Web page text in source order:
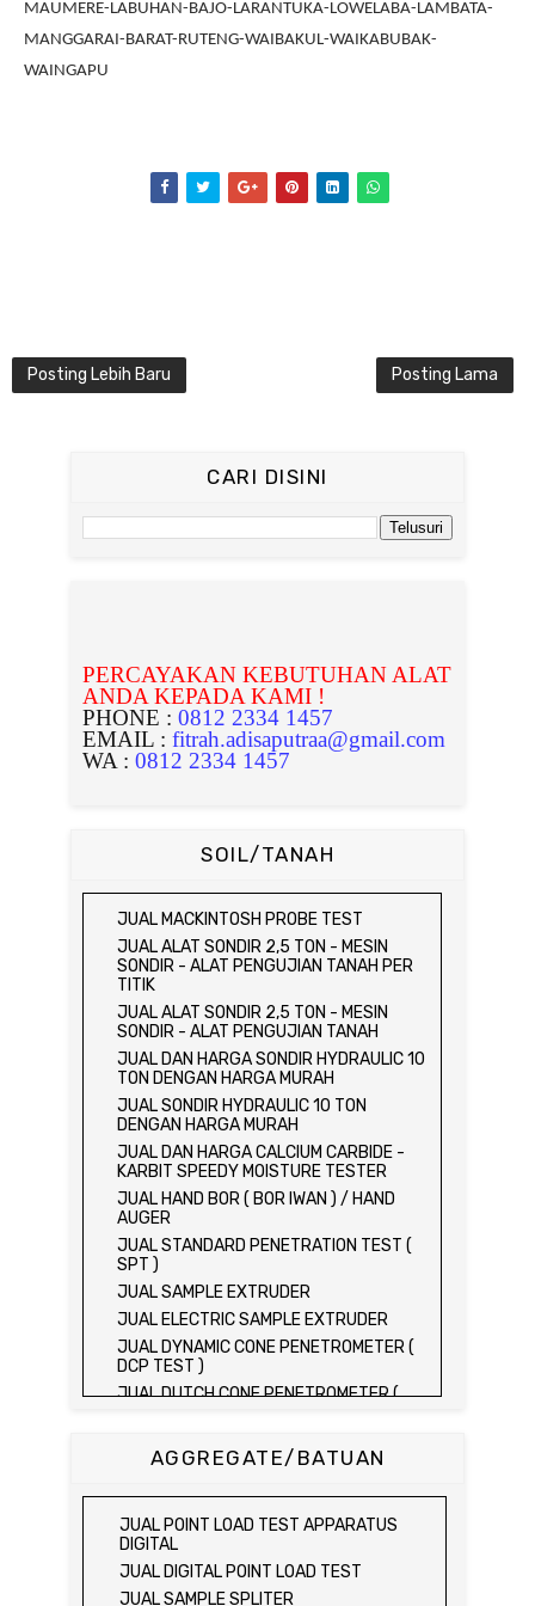
MAUMERE-LABUHAN-BAJO-LARANTUKA-LOWELABA-LAMBATA-
MANGGARAI-BARAT-RUTENG-WAIBAKUL-WAIKABUBAK-
WAINGAPU
Posting Lebih Baru Posting Lama
CARI DISINI
PERCAYAKAN KEBUTUHAN ALAT
ANDA KEPADA KAMI !
PHONE : 0812 2334 1457
EMAIL : fitrah.adisaputraa@gmail.com
WA : 0812 2334 1457
SOIL/TANAH
JUAL MACKINTOSH PROBE TEST
JUAL ALAT SONDIR 2,5 TON - MESIN
SONDIR - ALAT PENGUJIAN TANAH PER
TITIK
JUAL ALAT SONDIR 2,5 TON - MESIN
SONDIR - ALAT PENGUJIAN TANAH
JUAL DAN HARGA SONDIR HYDRAULIC 10
TON DENGAN HARGA MURAH
JUAL SONDIR HYDRAULIC 10 TON
DENGAN HARGA MURAH
JUAL DAN HARGA CALCIUM CARBIDE -
KARBIT SPEEDY MOISTURE TESTER
JUAL HAND BOR ( BOR IWAN ) / HAND
AUGER
JUAL STANDARD PENETRATION TEST (
SPT )
JUAL SAMPLE EXTRUDER
JUAL ELECTRIC SAMPLE EXTRUDER
JUAL DYNAMIC CONE PENETROMETER (
DCP TEST )
JUAL DUTCH CONE PENETROMETER (
SONDIR 5 TON )
JUAL FIELD CBR TEST SET
JUAL PROVING RING PENETROMETER
JUAL TVA PENETROMETER
JUAL LIQUID LIMIT TEST SET
AGGREGATE/BATUAN
JUAL POINT LOAD TEST APPARATUS
DIGITAL
JUAL DIGITAL POINT LOAD TEST
JUAL SAMPLE SPLITER